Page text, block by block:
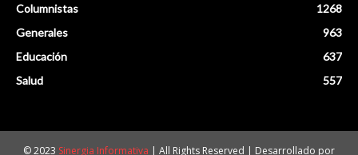
Columnistas
1268
Generales
963
Educación
637
Salud
557
© 2023 Sinergia Informativa | All Rights Reserved | Desarrollado por